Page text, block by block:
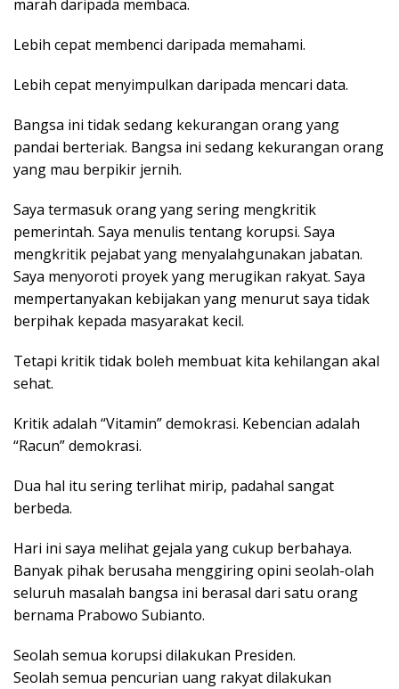
marah daripada membaca.
Lebih cepat membenci daripada memahami.
Lebih cepat menyimpulkan daripada mencari data.
Bangsa ini tidak sedang kekurangan orang yang
pandai berteriak. Bangsa ini sedang kekurangan orang
yang mau berpikir jernih.
Saya termasuk orang yang sering mengkritik
pemerintah. Saya menulis tentang korupsi. Saya
mengkritik pejabat yang menyalahgunakan jabatan.
Saya menyoroti proyek yang merugikan rakyat. Saya
mempertanyakan kebijakan yang menurut saya tidak
berpihak kepada masyarakat kecil.
Tetapi kritik tidak boleh membuat kita kehilangan akal
sehat.
Kritik adalah “Vitamin” demokrasi. Kebencian adalah
“Racun” demokrasi.
Dua hal itu sering terlihat mirip, padahal sangat
berbeda.
Hari ini saya melihat gejala yang cukup berbahaya.
Banyak pihak berusaha menggiring opini seolah-olah
seluruh masalah bangsa ini berasal dari satu orang
bernama Prabowo Subianto.
Seolah semua korupsi dilakukan Presiden.
Seolah semua pencurian uang rakyat dilakukan